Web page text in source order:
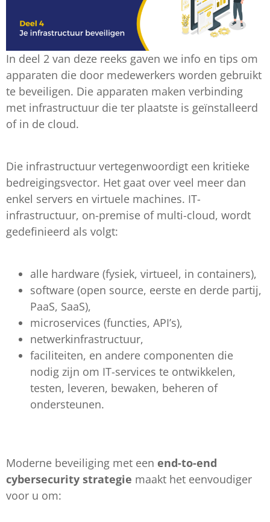
In deel 2 van deze reeks gaven we info en tips om
apparaten die door medewerkers worden gebruikt
te beveiligen. Die apparaten maken verbinding
met infrastructuur die ter plaatste is geïnstalleerd
of in de cloud.
Die infrastructuur vertegenwoordigt een kritieke
bedreigingsvector. Het gaat over veel meer dan
enkel servers en virtuele machines. IT-
infrastructuur, on-premise of multi-cloud, wordt
gedefinieerd als volgt:
alle hardware (fysiek, virtueel, in containers),
software (open source, eerste en derde partij,
PaaS, SaaS),
microservices (functies, API’s),
netwerkinfrastructuur,
faciliteiten, en andere componenten die
nodig zijn om IT-services te ontwikkelen,
testen, leveren, bewaken, beheren of
ondersteunen.
Moderne beveiliging met een end-to-end
cybersecurity strategie maakt het eenvoudiger
voor u om: